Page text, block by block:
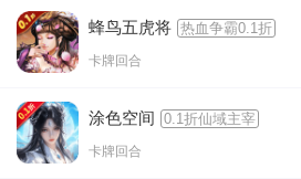
蜂鸟五虎将 热血争霸0.1折
卡牌回合
涂色空间 0.1折仙域主宰
卡牌回合